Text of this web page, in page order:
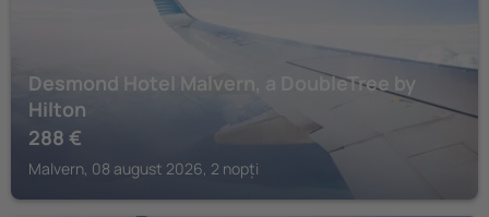
Desmond Hotel Malvern, a DoubleTree by
Hilton
288 €
Malvern, 08 august 2026, 2 nopți